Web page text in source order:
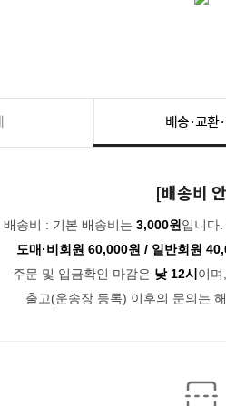
배송·교환
[배송비
배송비 : 기본 배송비는 3,000원 입니다.
도매·비회원 60,000원 / 일반회원
주문 및 입금확인 마감은 낮 12시 이
출고(운송장 등록) 이후의 문의는